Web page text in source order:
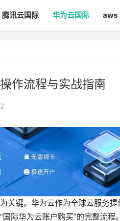
腾讯云国际 华为云国际 aws
作流程与实战指南
关键。 华为云作为全球云服务
际华为云账户购买”的完整流程。